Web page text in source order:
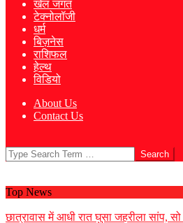
खेल जगत
टेक्नोलॉजी
धर्म
बिज़नेस
राशिफल
हेल्थ
विडियो
About Us
Contact Us
Search
Top News
छात्रावास में आधी रात घुसा जहरीला सांप,